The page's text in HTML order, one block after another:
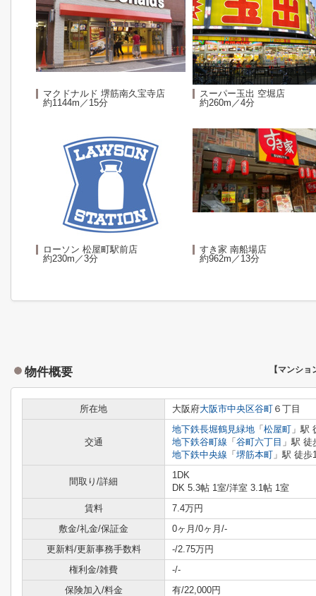
マクドナルド 堺筋南久宝寺店
約1144m／15分
スーパー玉出 空堀店
約260m／4分
ローソン 松屋町駅前店
約230m／3分
すき家 南船場店
約962m／13分
物件概要 【マンショ
所在地 大阪府大阪市中央区谷町 ６丁目
交通
地下鉄長堀鶴見緑地 「 松屋町 」駅
地下鉄谷町線 「 谷町六丁目 」駅 徒
地下鉄中央線 「 堺筋本町 」駅 徒歩
間取り/詳細
1DK
DK 5.3帖 1室/洋室 3.1帖 1室
賃料
7.4万円
敷金/礼金/保証金
0ヶ月/0ヶ月/-
更新料/更新事務手数料
-/2.75万円
権利金/雑費
-/-
保険加入/料金
有/22,000円